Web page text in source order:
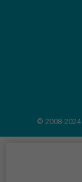
© 2008-2024